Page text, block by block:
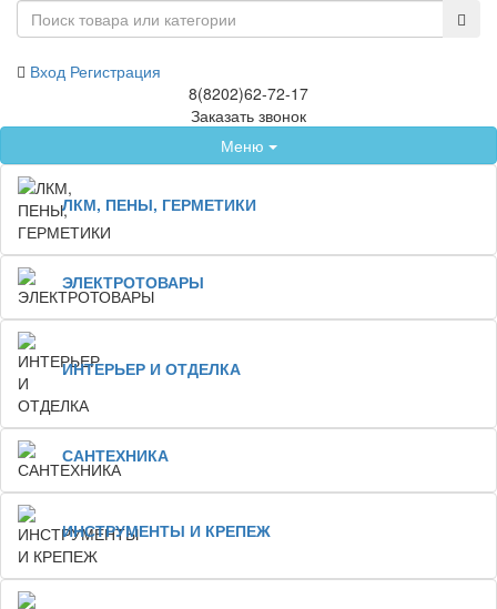
Вход Регистрация
8(8202)62-72-17
Заказать звонок
Меню
ЛКМ, ПЕНЫ, ГЕРМЕТИКИ
ЭЛЕКТРОТОВАРЫ
ИНТЕРЬЕР И ОТДЕЛКА
САНТЕХНИКА
ИНСТРУМЕНТЫ И КРЕПЕЖ